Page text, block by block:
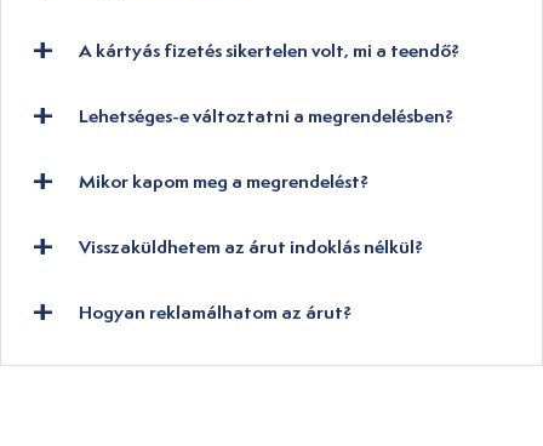
A kártyás fizetés sikertelen volt, mi a teendő?
Lehetséges-e változtatni a megrendelésben?
Mikor kapom meg a megrendelést?
Visszaküldhetem az árut indoklás nélkül?
Hogyan reklamálhatom az árut?